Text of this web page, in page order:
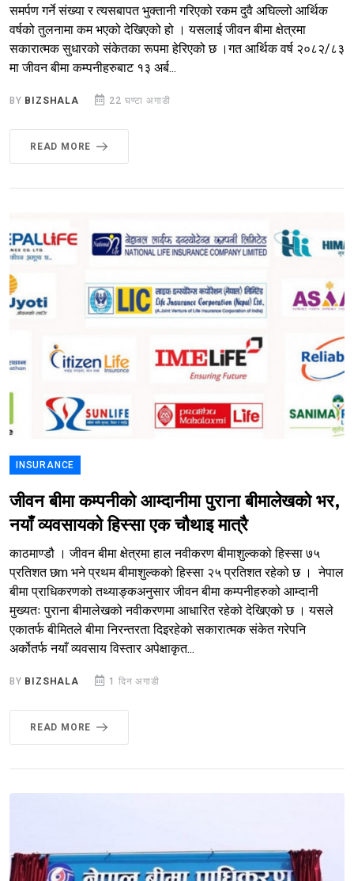
समर्पण गर्ने संख्या र त्यसबापत भुक्तानी गरिएको रकम दुवै अघिल्लो आर्थिक
वर्षको तुलनामा कम भएको देखिएको हो । यसलाई जीवन बीमा क्षेत्रमा
सकारात्मक सुधारको संकेतका रूपमा हेरिएको छ ।गत आर्थिक वर्ष २०८२/८३
मा जीवन बीमा कम्पनीहरुबाट १३ अर्ब...
BY BIZSHALA 22 घण्टा अगाडी
READ MORE
INSURANCE
जीवन बीमा कम्पनीको आम्दानीमा पुराना बीमालेखको भर,
नयाँ व्यवसायको हिस्सा एक चौथाइ मात्रै
काठमाण्डौ । जीवन बीमा क्षेत्रमा हाल नवीकरण बीमाशुल्कको हिस्सा ७५
प्रतिशत छm भने प्रथम बीमाशुल्कको हिस्सा २५ प्रतिशत रहेको छ । नेपाल
बीमा प्राधिकरणको तथ्याङ्कअनुसार जीवन बीमा कम्पनीहरुको आम्दानी
मुख्यतः पुराना बीमालेखको नवीकरणमा आधारित रहेको देखिएको छ । यसले
एकातर्फ बीमितले बीमा निरन्तरता दिइरहेको सकारात्मक संकेत गरेपनि
अर्कोतर्फ नयाँ व्यवसाय विस्तार अपेक्षाकृत...
BY BIZSHALA 1 दिन अगाडी
READ MORE